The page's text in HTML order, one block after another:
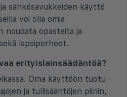
sähkösavukkeiden käyttö
voi olla omia
noudata opasteita ja
lapsiperheet.
erityislainsäädäntöä?
Oma käyttöön tuotu
ja tullisääntöjen piiriin,